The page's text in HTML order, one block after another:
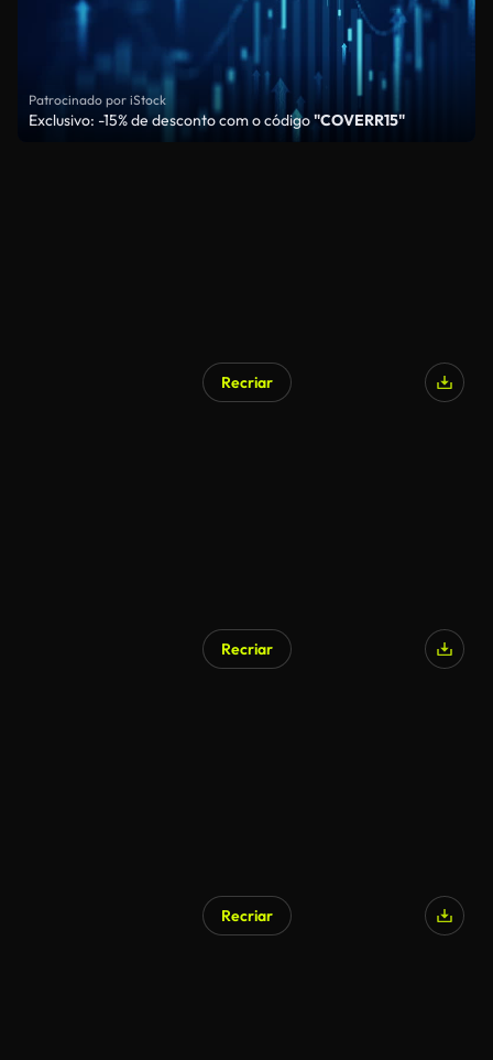
Patrocinado por iStock
Exclusivo: -15% de desconto com o código"COVERR15"
Recriar
Recriar
Recriar